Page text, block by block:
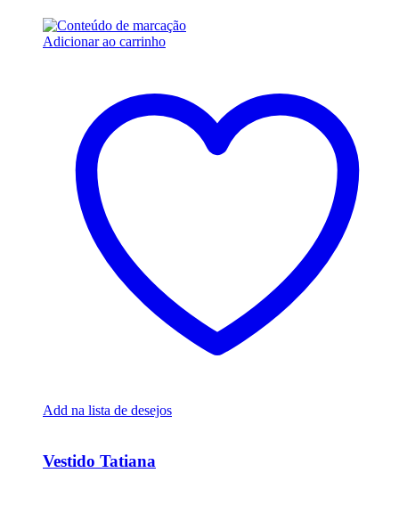
Adicionar ao carrinho
Add na lista de desejos
Vestido Tatiana